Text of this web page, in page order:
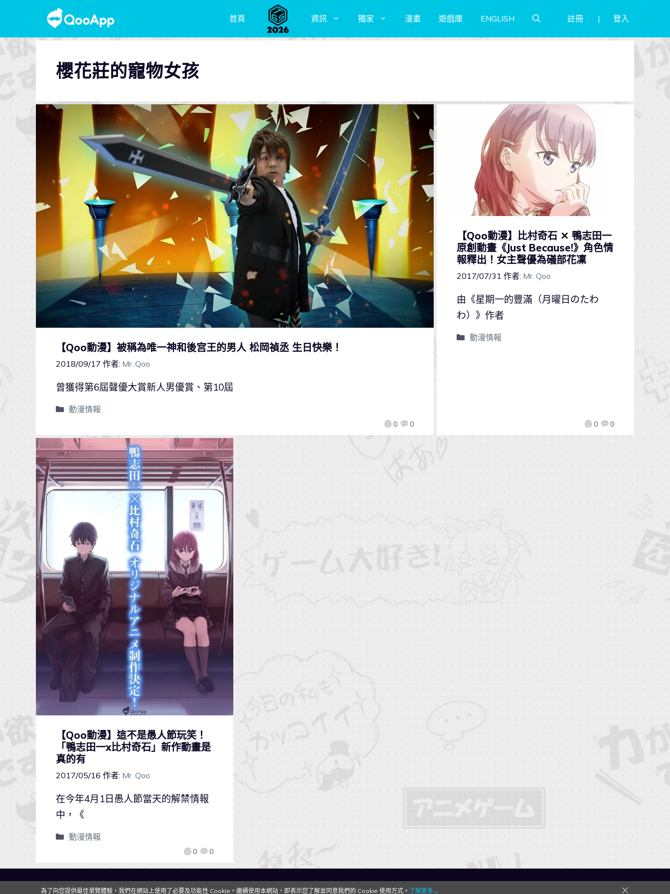
首頁 資訊 獨家 漫畫 遊戲庫 ENGLISH 註冊 登入
櫻花莊的寵物女孩
【Qoo動漫】被稱為唯一神和後宫王的男人 松岡禎丞 生日快樂！
2018/09/17 作者: Mr. Qoo
0 0
曾獲得第6屆聲優大賞新人男優賞、第10屆
動漫情報
【Qoo動漫】比村奇石 ✕ 鴨志田一
原創動畫《Just Because!》角色情
報釋出！女主聲優為礒部花凜
2017/07/31 作者: Mr. Qoo
0 0
由《星期一的豐滿（月曜日のたわ
わ）》作者
動漫情報
【Qoo動漫】這不是愚人節玩笑！
「鴨志田一x比村奇石」新作動畫是
真的有
2017/05/16 作者: Mr. Qoo
0 0
在今年4月1日愚人節當天的解禁情報
中，《
動漫情報
為了向您提供最佳瀏覽體驗，我們在網站上使用了必要及功能性 Cookie。繼續使用本網站，即表示您了解並同意我們的 Cookie 使用方式。 了解更多→